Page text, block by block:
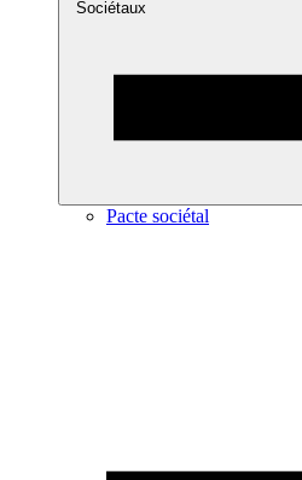
Sociétaux
Pacte sociétal